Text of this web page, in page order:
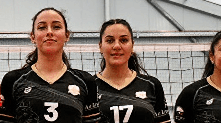
Exporter les lignes sélectionnées
Exporter toutes les colonnes
Exporter uniquement les colonnes affichées
Menu
<
Resultats
Actualités